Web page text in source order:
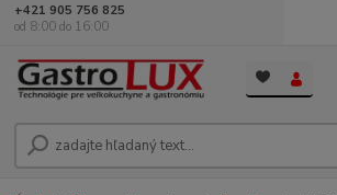
+421 905 756 825
od 8:00 do 16:00